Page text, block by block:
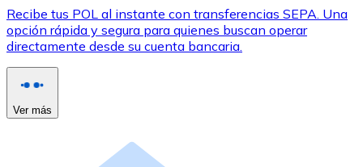
Recibe tus POL al instante con transferencias SEPA. Una
opción rápida y segura para quienes buscan operar
directamente desde su cuenta bancaria.
Ver más